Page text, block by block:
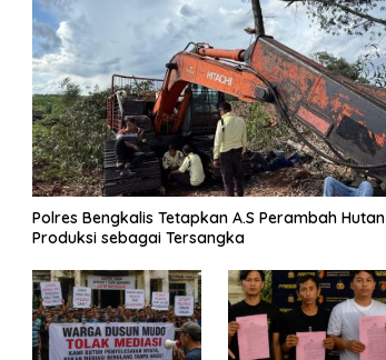
Polres Bengkalis Tetapkan A.S Perambah Hutan
Produksi sebagai Tersangka